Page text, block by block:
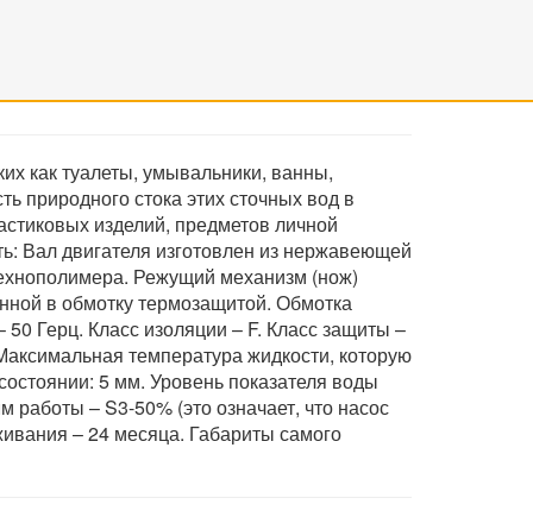
как туалеты, умывальники, ванны,
стока этих сточных вод в
изделий, предметов личной
Вал двигателя изготовлен из нержавеющей
Режущий механизм (нож)
в обмотку термозащитой. Обмотка
50 Герц. Класс изоляции – F. Класс защиты –
температура жидкости, которую
5 мм. Уровень показателя воды
– S3-50% (это означает, что насос
– 24 месяца. Габариты самого